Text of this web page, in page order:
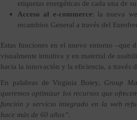
etiquetas energéticas de cada una de
Acceso al e-commerce: la nueva
recambios General a través del
Estas funciones en el nuevo entorno –que
visualmente intuitiva y en material de
hacia la innovación y la eficiencia, a través
En palabras de Virginia Botey, Group
queremos optimizar los recursos que
función y servicio integrado en la web
hace más de 60 años”.